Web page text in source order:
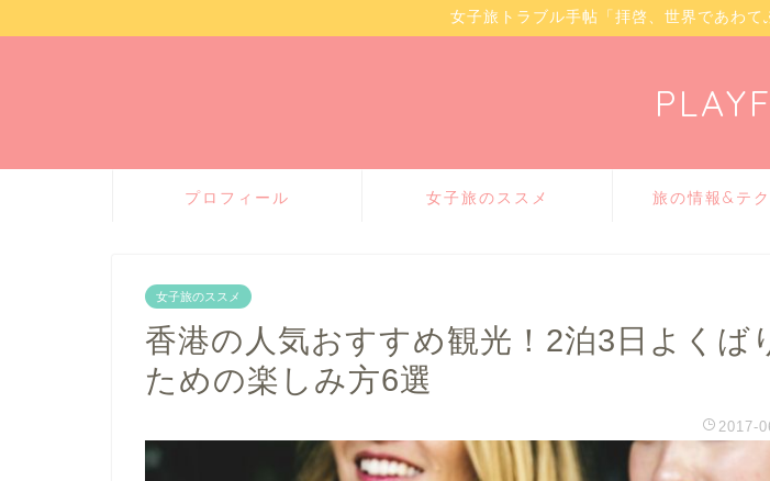
女子旅トラブル手帖「拝啓、世界であわて
プロフィール 女子旅のススメ 旅の情報&テ
女子旅のススメ
香港の人気おすすめ観光！2泊3日よくば
ための楽しみ方6選
2017-